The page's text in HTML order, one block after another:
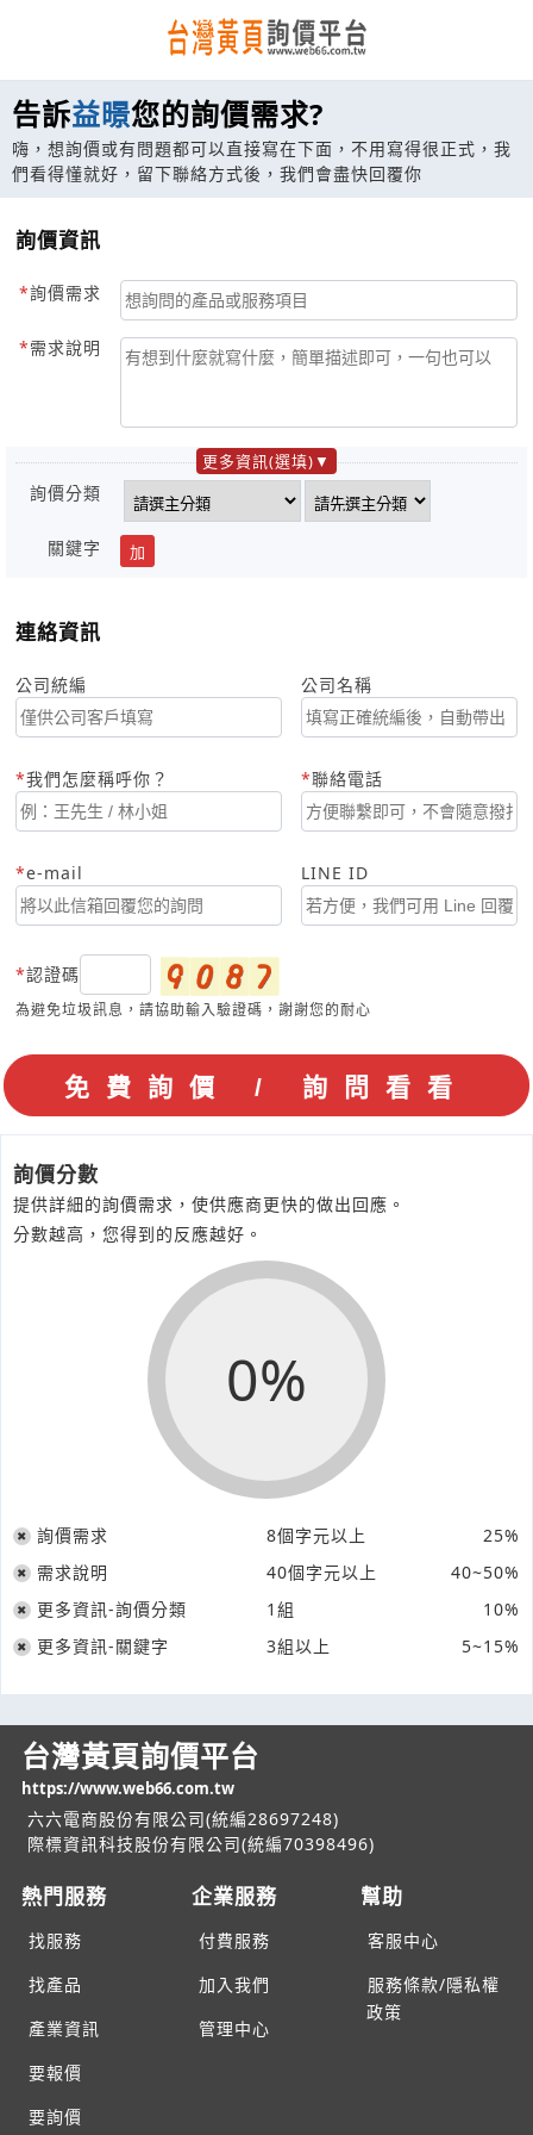
告訴益暻您的詢價需求?
嗨，想詢價或有問題都可以直接寫在下面，不用寫得很正式，我
們看得懂就好，留下聯絡方式後，我們會盡快回覆你
詢價資訊
詢價需求
需求說明
更多資訊(選填)
詢價分類
關鍵字 加
連絡資訊
公司統編 公司名稱
我們怎麼稱呼你？ 聯絡電話
e-mail LINE ID
認證碼
為避免垃圾訊息，請協助輸入驗證碼，謝謝您的耐心
詢價分數
提供詳細的詢價需求，使供應商更快的做出回應。
分數越高，您得到的反應越好。
0%
詢價需求 8個字元以上
25%
需求說明
40個字元以上
40~50%
更多資訊-詢價分類
1組
10%
更多資訊-關鍵字
3組以上 5~15%
台灣黃頁詢價平台
https://www.web66.com.tw
六六電商股份有限公司(統編28697248)
際標資訊科技股份有限公司(統編70398496)
熱門服務
找服務
找產品
產業資訊
要報價
要詢價
企業服務
付費服務
加入我們
管理中心
幫助
客服中心
服務條款/隱私權
政策